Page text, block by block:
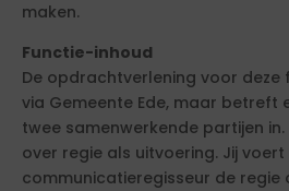
maken.
Functie-inhoud
De opdrachtverlening voor
via Gemeente Ede, maar betreft
twee samenwerkende partijen
over regie als uitvoering. Jij voert
communicatieregisseur de regie